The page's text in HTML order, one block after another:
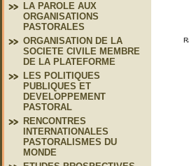
LA PAROLE AUX
ORGANISATIONS
PASTORALES
ORGANISATION DE LA
SOCIETE CIVILE MEMBRE
DE LA PLATEFORME
LES POLITIQUES
PUBLIQUES ET
DEVELOPPEMENT
PASTORAL
RENCONTRES
INTERNATIONALES
PASTORALISMES DU
MONDE